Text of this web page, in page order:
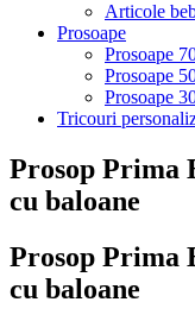
Articole
Prosoape
Prosoape
Prosoape
Prosoape
Tricouri
Prosop Prima
cu baloane
Prosop Prima
cu baloane